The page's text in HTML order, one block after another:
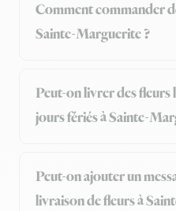
Comment commander
Sainte-Marguerite ?
Peut-on livrer des fleurs
jours fériés à Sainte-
Peut-on ajouter un
livraison de fleurs à